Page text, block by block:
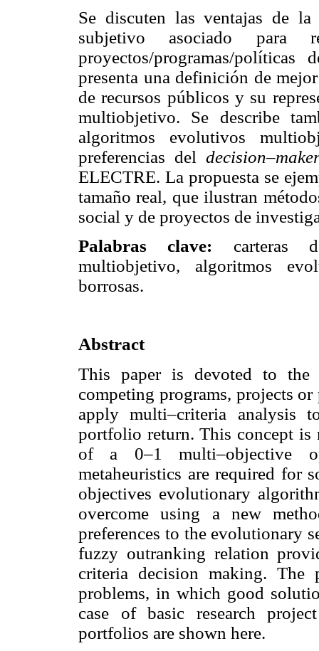
Se discuten las ventajas de
subjetivo asociado para
proyectos/programas/
presenta una definición de
de recursos públicos y su
multiobjetivo. Se describe
algoritmos evolutivos
preferencias del
ELECTRE. La propuesta se
tamaño real, que ilustran
social y de proyectos de
Palabras clave: carteras
multiobjetivo, algoritmos
borrosas.
Abstract
This paper is devoted to
competing programs, projects
apply multi–criteria analysis
portfolio return. This concept is
of a 0–1 multi–objective
metaheuristics are required for
objectives evolutionary
overcome using a new
preferences to the evolutionary
fuzzy outranking relation
criteria decision making. The
problems, in which good
case of basic research
portfolios are shown here.